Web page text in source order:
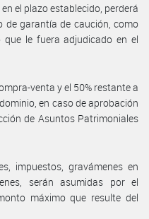
el plazo establecido, perderá
de garantía de caución, como
le fuera adjudicado en el
venta y el 50% restante a
en caso de aprobación
de Asuntos Patrimoniales
impuestos, gravámenes en
serán asumidas por el
máximo que resulte del